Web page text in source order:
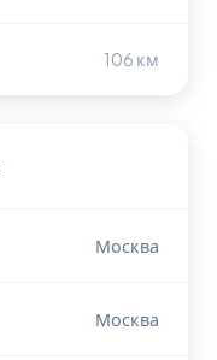
106 км
Москва
Москва